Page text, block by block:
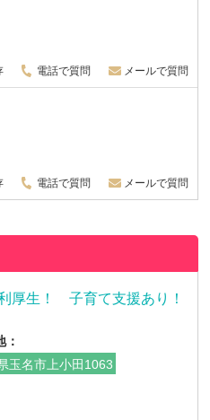
電話で質問 メールで質問
電話で質問 メールで質問
厚生！ 子育て支援あり！
：
玉名市上小田1063